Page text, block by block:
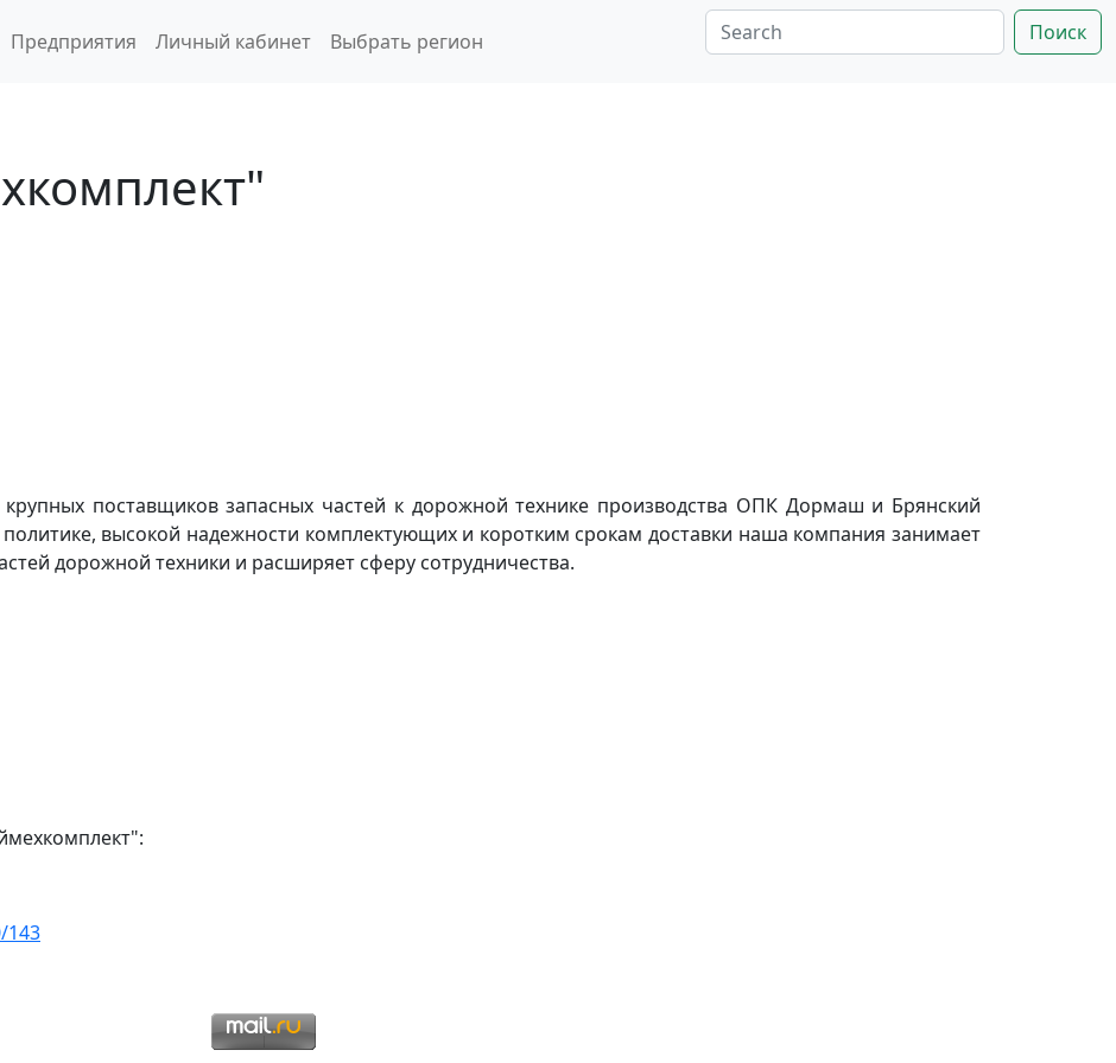
Предприятия Личный кабинет Выбрать регион Поиск
поставщиков запасных частей к дорожной технике производства ОПК Дормаш и Брянский
высокой надежности комплектующих и коротким срокам доставки наша компания занимает
дорожной техники и расширяет сферу сотрудничества.
143